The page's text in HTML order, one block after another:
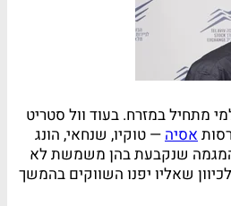
מתחיל במזרח. בעוד וול סטריט
אסיה— טוקיו, שנחאי, הונג
שנקבעת בהן משמשת לא
שאליו יפנו השווקים בהמשך